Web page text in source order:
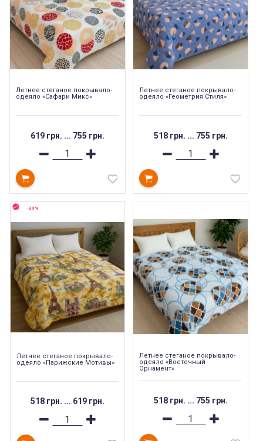
Летнее стеганое покрывало-
одеяло «Сафари Микс»
619 грн. ... 755 грн.
Летнее стеганое покрывало-
одеяло «Геометрия Стиля»
518 грн. ... 755 грн.
-39%
Летнее стеганое покрывало-
одеяло «Парижские Мотивы»
518 грн. ... 619 грн.
Летнее стеганое покрывало-
одеяло «Восточный
Орнамент»
518 грн. ... 755 грн.